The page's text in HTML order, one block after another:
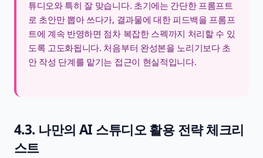
튜디오와 특히 잘 맞습니다. 초기에는 간단한 프롬프트
로 초안만 뽑아 쓰다가, 결과물에 대한 피드백을 프롬프
트에 계속 반영하면 점차 복잡한 스펙까지 처리할 수 있
도록 고도화됩니다. 처음부터 완성본을 노리기보다 초
안 작성 단계를 맡기는 접근이 현실적입니다.
4.3. 나만의 AI 스튜디오 활용 전략 체크리
스트